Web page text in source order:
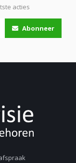
acties
Abonneer